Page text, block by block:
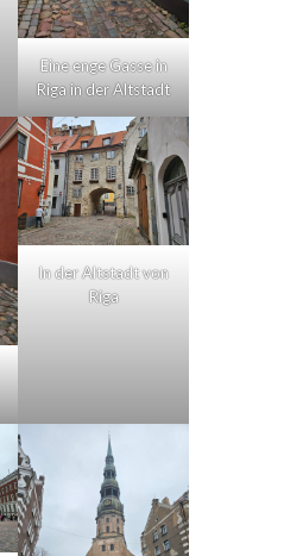
Eine enge Gasse in
Riga in der Altstadt
In der Altstadt von
Riga